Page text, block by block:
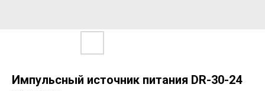
Импульсный источник питания DR-30-24